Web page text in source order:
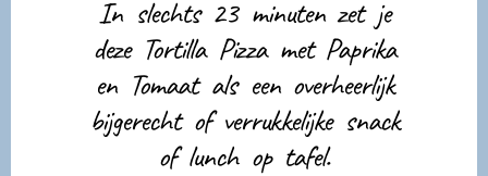
In slechts 23 minuten zet je
deze Tortilla Pizza met Paprika
en Tomaat als een overheerlijk
bijgerecht of verrukkelijke snack
of lunch op tafel.